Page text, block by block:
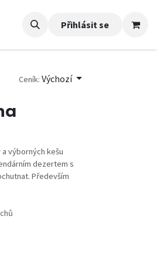
Přihlásit se
Ceník: Výchozí
výborných kešu
dezertem s
Především